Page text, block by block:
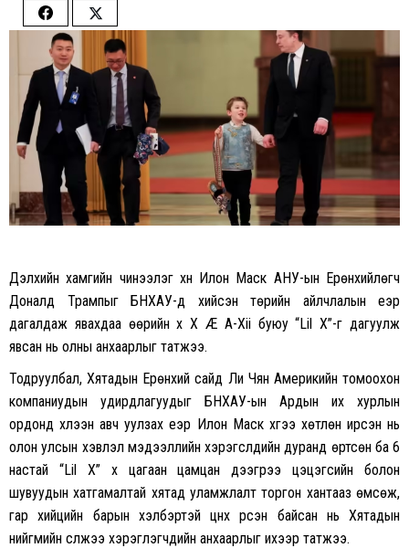
Share
on
Facebook
Share
on
Twitter
Дэлхийн хамгийн чинээлэг хүн Илон Маск АНУ-ын Ерөнхийлөгч
Доналд Трампыг БНХАУ-д хийсэн төрийн айлчлалын үеэр
дагалдаж явахдаа өөрийн хүү X Æ A-Xii буюу “Lil X”-г дагуулж
явсан нь олны анхаарлыг татжээ.
Тодруулбал, Хятадын Ерөнхий сайд Ли Чян Америкийн томоохон
компаниудын удирдлагуудыг БНХАУ-ын Ардын их хурлын
ордонд хүлээн авч уулзах үеэр Илон Маск хүүгээ хөтлөн ирсэн нь
олон улсын хэвлэл мэдээллийн хэрэгслүүдийн дуранд өртсөн ба 6
настай “Lil X” хүү цагаан цамцан дээгүүрээ цэцэгсийн болон
шувуудын хатгамалтай хятад уламжлалт торгон хантааз өмсөж,
гар хийцийн барын хэлбэртэй цүнх үүрсэн байсан нь Хятадын
нийгмийн сүлжээ хэрэглэгчдийн анхаарлыг ихээр татжээ.